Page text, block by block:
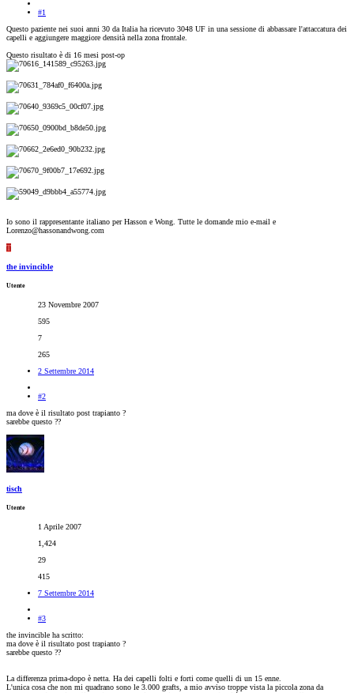
#1
Questo paziente nei suoi anni 30 da Italia ha ricevuto 3048 UF in una sessione di abbassare l'attaccatura dei
capelli e aggiungere maggiore densità nella zona frontale.
Questo risultato è di 16 mesi post-op
Io sono il rappresentante italiano per Hasson e Wong. Tutte le domande mio e-mail e
Lorenzo@hassonandwong.com
T
the invincible
Utente
23 Novembre 2007
595
7
265
2 Settembre 2014
#2
ma dove è il risultato post trapianto ?
sarebbe questo ??
tisch
Utente
1 Aprile 2007
1,424
29
415
7 Settembre 2014
#3
the invincible ha scritto:
ma dove è il risultato post trapianto ?
sarebbe questo ??
La differenza prima-dopo è netta. Ha dei capelli folti e forti come quelli di un 15 enne.
L'unica cosa che non mi quadrano sono le 3.000 grafts, a mio avviso troppe vista la piccola zona da